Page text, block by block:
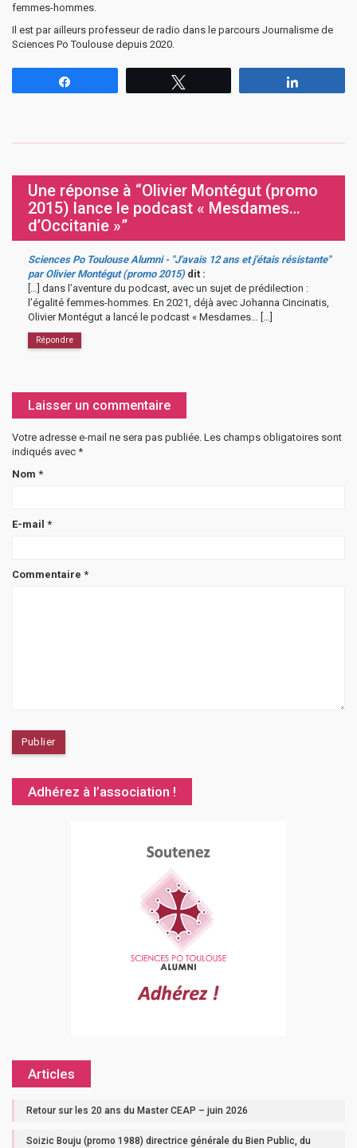
femmes-hommes.
Il est par ailleurs professeur de radio dans le parcours Journalisme de
Sciences Po Toulouse depuis 2020.
Une réponse à “Olivier Montégut (promo
2015) lance le podcast « Mesdames…
d’Occitanie »”
Sciences Po Toulouse Alumni - "J'avais 12 ans et j'étais résistante"
par Olivier Montégut (promo 2015) dit :
[…] dans l’aventure du podcast, avec un sujet de prédilection :
l’égalité femmes-hommes. En 2021, déjà avec Johanna Cincinatis,
Olivier Montégut a lancé le podcast « Mesdames… […]
Répondre
Laisser un commentaire
Votre adresse e-mail ne sera pas publiée. Les champs obligatoires sont
indiqués avec *
Nom *
E-mail *
Commentaire *
Adhérez à l’association !
Articles
Retour sur les 20 ans du Master CEAP – juin 2026
Soizic Bouju (promo 1988) directrice générale du Bien Public, du